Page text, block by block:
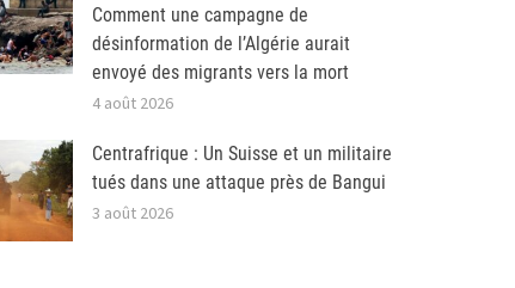
Comment une campagne de
désinformation de l’Algérie aurait
envoyé des migrants vers la mort
4 août 2026
Centrafrique : Un Suisse et un militaire
tués dans une attaque près de Bangui
3 août 2026